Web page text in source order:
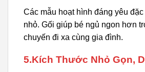
Các mẫu hoạt hình đáng yêu
nhỏ. Gối giúp bé ngủ ngon hơn
chuyến đi xa cùng gia đình.
5.Kích Thước Nhỏ Gọn,